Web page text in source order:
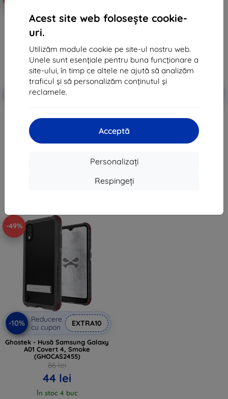
Acest site web folosește cookie-
uri.
Utilizăm module cookie pe site-ul nostru web.
Unele sunt esențiale pentru buna funcționare a
site-ului, în timp ce altele ne ajută să analizăm
traficul și să personalizăm conținutul și
reclamele.
Acceptă
Personalizați
Respingeți
Reducere
cu cupon
Galaxy A01 Covert 4, roz,
A01 Covert 4, transparentă
-49%
-10%
Reducere
cu cupon
EXTRA10
Ghostek - Husă Samsung Galaxy
A01 Covert 4, Smoke
(GHOCAS2455)
86 lei
44 lei
În stoc 4 buc